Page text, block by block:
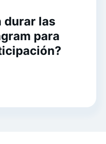
durar las
para